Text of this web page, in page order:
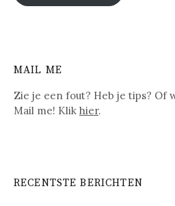
MAIL ME
Zie je een fout? Heb je tips? Of
Mail me! Klik hier.
RECENTSTE BERICHTEN